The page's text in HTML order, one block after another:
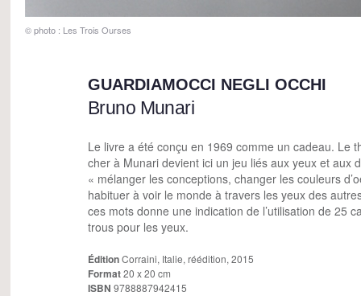
© photo : Les Trois Ourses
GUARDIAMOCCI NEGLI OCCHI
Bruno Munari
Le livre a été conçu en 1969 comme un cadeau. Le
cher à Munari devient ici un jeu liés aux yeux et aux
« mélanger les conceptions, changer les couleurs
habituer à voir le monde à travers les yeux des
ces mots donne une indication de l’utilisation de 25
trous pour les yeux.
ÉditionCorraini, Italie, réédition, 2015
Format20 x 20 cm
ISBN 9788887942415